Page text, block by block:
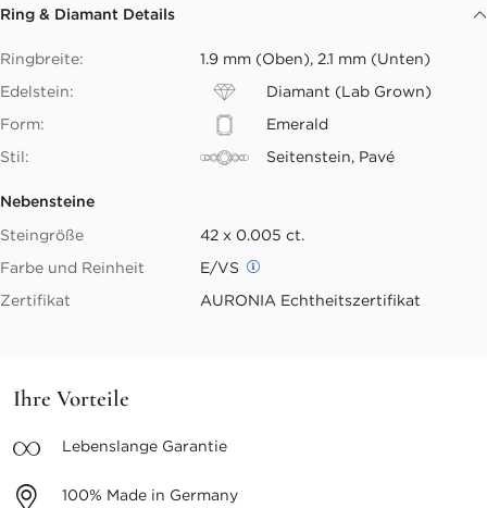
Ring & Diamant Details
Ringbreite:
1.9 mm (Oben), 2.1 mm (Unten)
Edelstein:
Diamant (Lab Grown)
Form:
Emerald
Stil:
Seitenstein, Pavé
Nebensteine
Steingröße
42 x 0.005 ct.
Farbe und Reinheit
E/VS
Zertifikat
AURONIA Echtheitszertifikat
Ihre Vorteile
Lebenslange Garantie
100% Made in Germany